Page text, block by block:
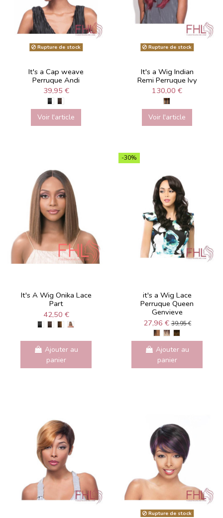
Rupture de stock
It's a Cap weave
Perruque Andi
39,95 €
Voir l'article
Rupture de stock
It's a Wig Indian
Remi Perruque Ivy
130,00 €
Voir l'article
It's A Wig Onika Lace
Part
42,50 €
Ajouter au
panier
-30%
it's a Wig Lace
Perruque Queen
Genvieve
27,96 €39,95 €
Ajouter au
panier
Rupture de stock